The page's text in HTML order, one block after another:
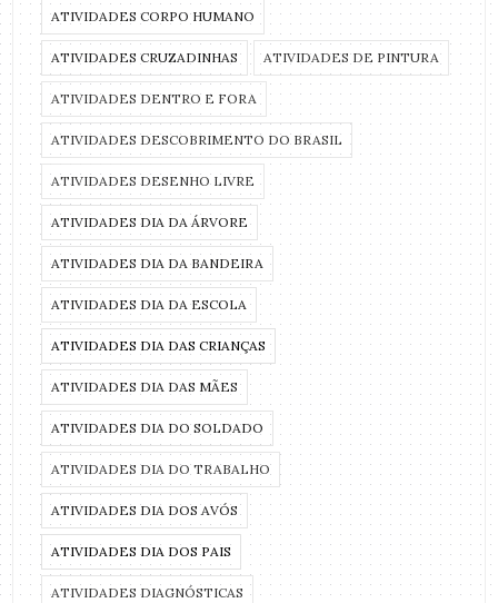
ATIVIDADES CORPO HUMANO
ATIVIDADES CRUZADINHAS ATIVIDADES DE PINTURA
ATIVIDADES DENTRO E FORA
ATIVIDADES DESCOBRIMENTO DO BRASIL
ATIVIDADES DESENHO LIVRE
ATIVIDADES DIA DA ÁRVORE
ATIVIDADES DIA DA BANDEIRA
ATIVIDADES DIA DA ESCOLA
ATIVIDADES DIA DAS CRIANÇAS
ATIVIDADES DIA DAS MÃES
ATIVIDADES DIA DO SOLDADO
ATIVIDADES DIA DO TRABALHO
ATIVIDADES DIA DOS AVÓS
ATIVIDADES DIA DOS PAIS
ATIVIDADES DIAGNÓSTICAS